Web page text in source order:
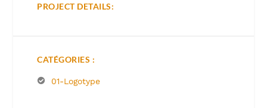
PROJECT DETAILS:
CATÉGORIES :
01-Logotype